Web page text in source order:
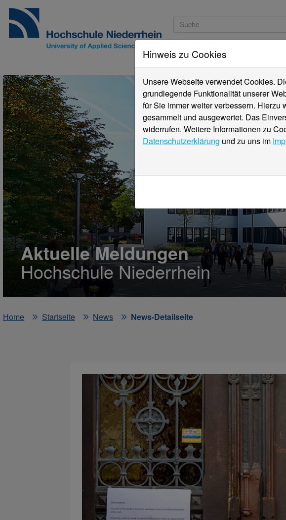
Studieninteressierte
Aktuelle Meldungen
Hochschule Niederrhein
Home
Startseite News News-Detailseite
Hinweis zu Cookies
Unsere Webseite verwendet Cookies.
grundlegende Funktionalität unserer
für Sie immer weiter verbessern.
gesammelt und ausgewertet. Das
widerrufen. Weitere Informationen zu
Datenschutzerklärung und zu uns im